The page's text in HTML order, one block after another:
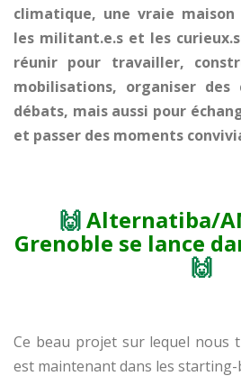
climatique, une vraie
les militant.e.s et les
réunir pour travailler,
mobilisations, organiser des
débats, mais aussi pour
et passer des moments
🙌Alternatiba/
Grenoble se lance
🙌
Ce beau projet sur lequel nous
est maintenant dans les starting-